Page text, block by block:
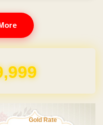
for 1 Year
Gold Rate